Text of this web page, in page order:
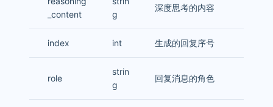
_content
g
深度思考的内容
index int 生成的回复序号
role
strin
g
回复消息的角色